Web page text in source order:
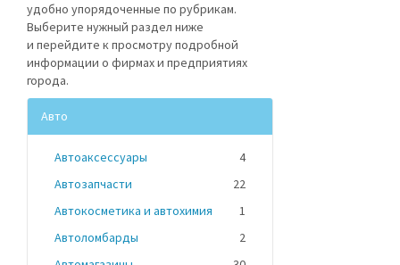
удобно упорядоченные по рубрикам.
Выберите нужный раздел ниже
и перейдите к просмотру подробной
информации о фирмах и предприятиях
города.
Авто
Автоаксессуары
4
Автозапчасти
22
Автокосметика и автохимия
1
Автоломбарды
2